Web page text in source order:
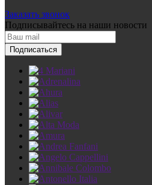
Заказать звонок
Подписывайтесь на наши новости